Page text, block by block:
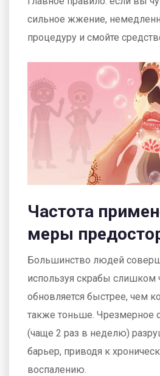
сильное жжение,
процедуру и смойте
Частота
меры
Большинство людей
используя скрабы слишком
обновляется быстрее, чем
также тоньше. Чрезмерное
(чаще 2 раз в неделю)
барьер, приводя к
воспалению.